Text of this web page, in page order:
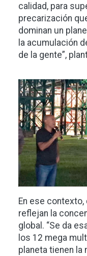
calidad, para
precarización
dominan un
la acumulación
de la gente”,
Imagen
En ese
reflejan la
global. “Se da
los 12 mega
planeta tienen la